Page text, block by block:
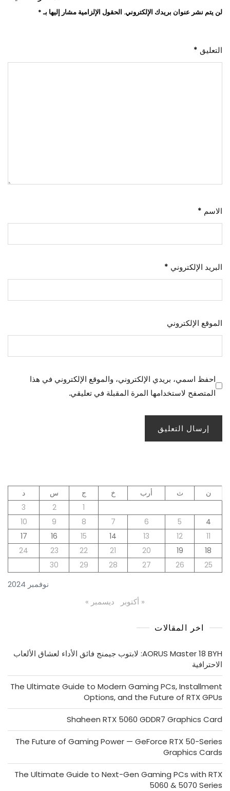
لن يتم نشر عنوان بريدك الإلكتروني. الحقول الإلزامية مشار إليها بـ*
التعليق *
الاسم *
البريد الإلكتروني *
الموقع الإلكتروني
احفظ اسمي، بريدي الإلكتروني، والموقع الإلكتروني في هذا
المتصفح لاستخدامها المرة المقبلة في تعليقي.
نوفمبر 2024
ن ث أرب خ ج س
د
1
2
3
4
5
6
7
8
9
10
11
12
13
14
15
16
17
18
19
20
21
22
23
24
25
26
27
28
29
30
« أكتوبر ديسمبر »
اخر المقالات
AORUS Master 18 BYH: لابتوب جيمنج فائق الأداء لعشاق الألعاب
الاحترافية
The Ultimate Guide to Modern Gaming PCs, Installment
Options, and the Future of RTX GPUs
Shaheen RTX 5060 GDDR7 Graphics Card
The Future of Gaming Power — GeForce RTX 50-Series
Graphics Cards
The Ultimate Guide to Next-Gen Gaming PCs with RTX
5060 & 5070 Series